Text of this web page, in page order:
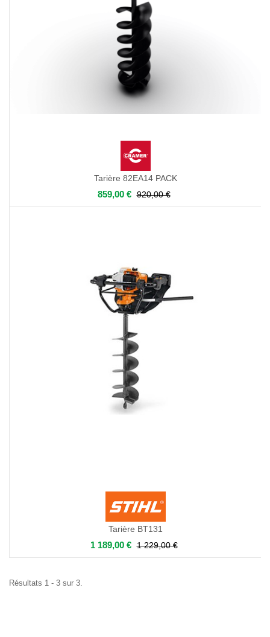
Tarière 82EA14 PACK
859,00 € 920,00 €
Tarière BT131
1 189,00 € 1 229,00 €
Résultats 1 - 3 sur 3.